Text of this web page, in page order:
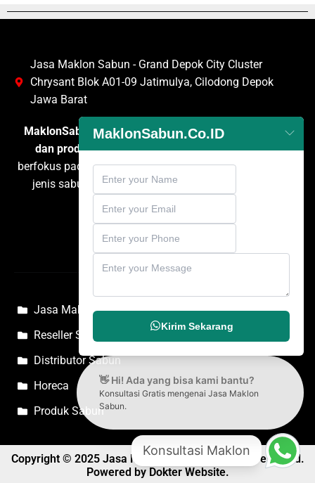
Jasa Maklon Sabun - Grand Depok City Cluster
Chrysant Blok A01-09 Jatimulya, Cilodong Depok
Jawa Barat
MaklonSabun.co.idadalah penyedia layanan
maklon
dan produksi sabunterpercaya di Indonesia yang
berfokus pada pengembangan dan pembuatan berbagai
jenis sabun untuk kebutuhan personal care, rumah
Jasa Maklon Sabun
Reseller Sabun
Distributor Sabun
Horeca
Produk Sabun
Copyright © 2025 Jasa Maklon Sabun, All rights reserved.
Powered by Dokter Website.
MaklonSabun.Co.ID
Kirim Sekarang
👋 Hi! Ada yang bisa kami bantu?
Konsultasi Gratis mengenai Jasa Maklon
Sabun.
Konsultasi Maklon